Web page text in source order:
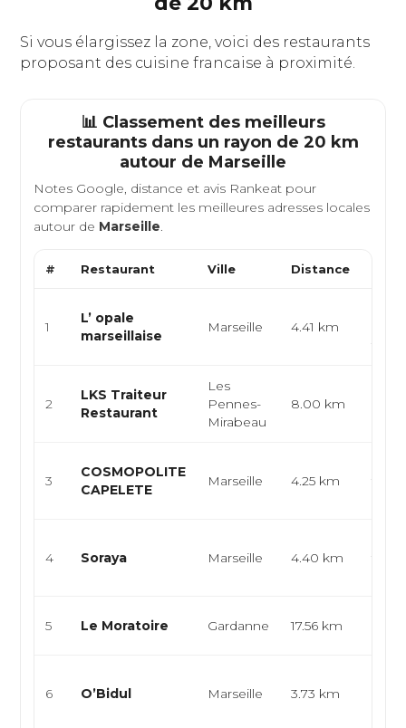
Si vous élargissez la zone, voici des restaurants
proposant des cuisine francaise à proximité.
📊 Classement des meilleurs
restaurants dans un rayon de 20 km
autour de Marseille
Notes Google, distance et avis Rankeat pour
comparer rapidement les meilleures adresses locales
autour de Marseille.
# Restaurant Ville Distance
1
L’ opale
marseillaise
Marseille 4.41 km
2
LKS Traiteur
Restaurant
Les
Pennes-
Mirabeau
8.00 km
3
COSMOPOLITE
CAPELETE
Marseille 4.25 km
4 Soraya Marseille 4.40 km
5 Le Moratoire Gardanne 17.56 km
6 O’Bidul Marseille 3.73 km